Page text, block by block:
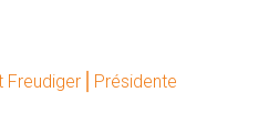
Freudiger⎪Présidente